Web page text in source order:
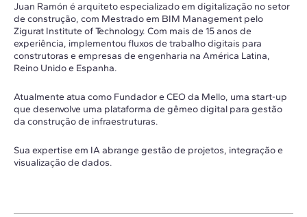
Juan Ramón é arquiteto especializado em digitalização no setor
de construção, com Mestrado em BIM Management pelo
Zigurat Institute of Technology. Com mais de 15 anos de
experiência, implementou fluxos de trabalho digitais para
construtoras e empresas de engenharia na América Latina,
Reino Unido e Espanha.
Atualmente atua como Fundador e CEO da Mello, uma start-up
que desenvolve uma plataforma de gêmeo digital para gestão
da construção de infraestruturas.
Sua expertise em IA abrange gestão de projetos, integração e
visualização de dados.